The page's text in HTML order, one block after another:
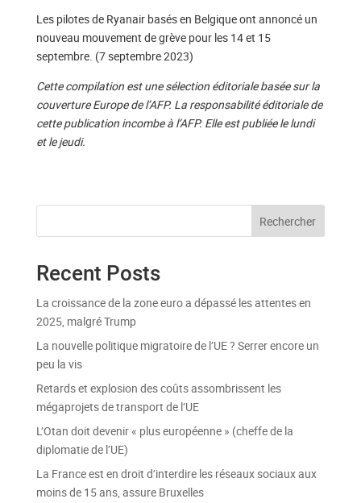
Les pilotes de Ryanair basés en Belgique ont annoncé un
nouveau mouvement de grève pour les 14 et 15
septembre. (7 septembre 2023)
Cette compilation est une sélection éditoriale basée sur la
couverture Europe de l’AFP. La responsabilité éditoriale de
cette publication incombe à l’AFP. Elle est publiée le lundi
et le jeudi.
Rechercher
Recent Posts
La croissance de la zone euro a dépassé les attentes en
2025, malgré Trump
La nouvelle politique migratoire de l’UE ? Serrer encore un
peu la vis
Retards et explosion des coûts assombrissent les
mégaprojets de transport de l’UE
L’Otan doit devenir « plus européenne » (cheffe de la
diplomatie de l’UE)
La France est en droit d’interdire les réseaux sociaux aux
moins de 15 ans, assure Bruxelles